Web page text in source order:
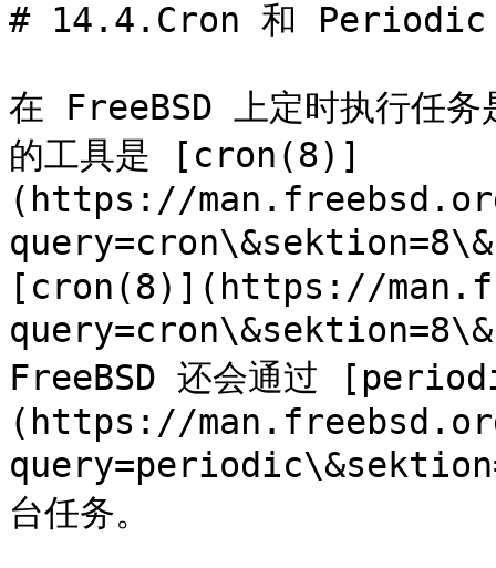
# 14.4.Cron 和 Periodic
在 FreeBSD 上定时执行任务
的工具是 [cron(8)]
(https://
[cron(8)](https://
FreeBSD 还会通过
(https://
台任务。